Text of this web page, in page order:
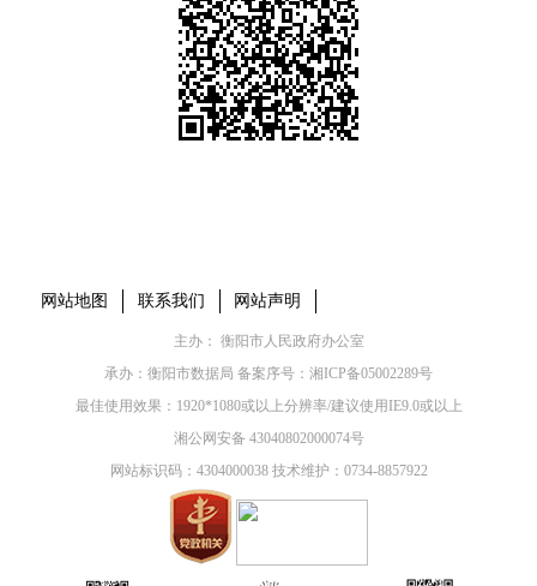
网站地图 联系我们 网站声明
主办： 衡阳市人民政府办公室
承办：衡阳市数据局 备案序号： 湘ICP备05002289号
最佳使用效果：1920*1080或以上分辨率/建议使用IE9.0或以上
湘公网安备 43040802000074号
网站标识码：4304000038 技术维护：0734-8857922